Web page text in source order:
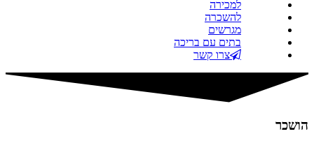
למכירה
להשכרה
מגרשים
בתים עם בריכה
צרו קשר
הושכר